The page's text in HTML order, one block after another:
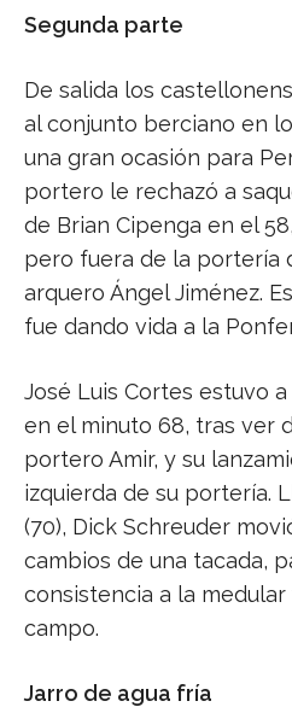
Segunda parte
De salida los
al conjunto berciano en
una gran ocasión para
portero le rechazó a
de Brian Cipenga en el
pero fuera de la portería
arquero Ángel Jiménez.
fue dando vida a la
José Luis Cortes estuvo
en el minuto 68, tras ver
portero Amir, y su
izquierda de su portería.
(70), Dick Schreuder
cambios de una tacada,
consistencia a la
campo.
Jarro de agua fría